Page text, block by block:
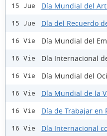
15 Jue Día Mundial del
15 Jue Día del Recuerdo
16 Vie Día Mundial del
16 Vie Día Internacional
16 Vie Día Mundial del
16 Vie Día Mundial de la
16 Vie Día de Trabajar en
16 Vie Día Internacional